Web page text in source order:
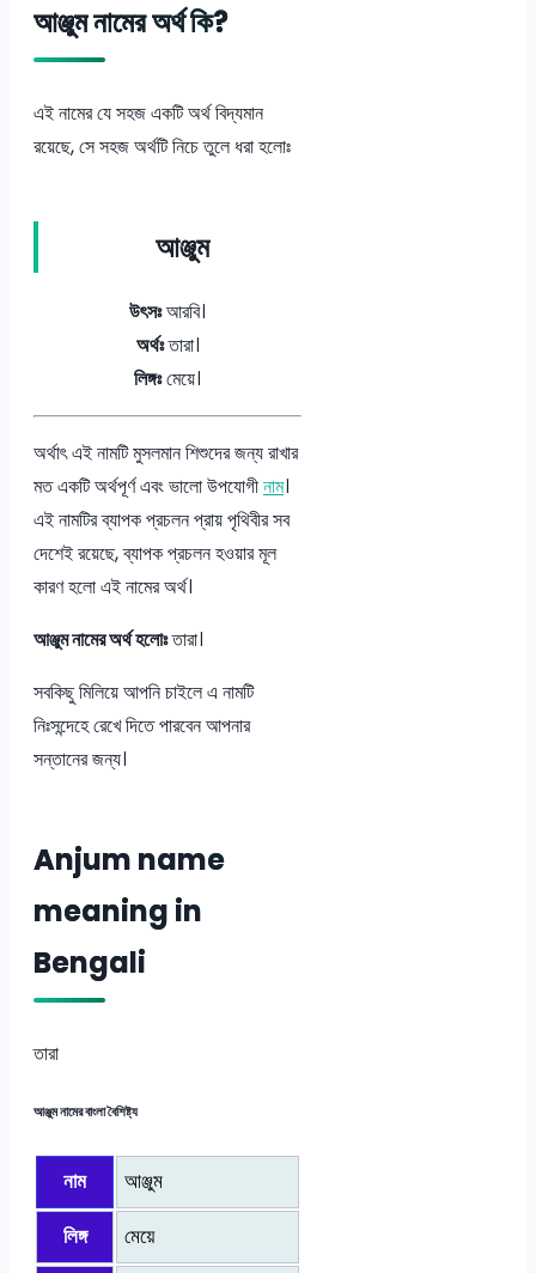
আঞ্জুম নামের অর্থ কি?
এই নামের যে সহজ একটি অর্থ বিদ্যমান
রয়েছে, সে সহজ অর্থটি নিচে তুলে ধরা হলোঃ
আঞ্জুম
উৎসঃআরবি।
অর্থঃতারা।
লিঙ্গঃমেয়ে।
অর্থাৎ এই নামটি মুসলমান শিশুদের জন্য রাখার
মত একটি অর্থপূর্ণ এবং ভালো উপযোগীনাম।
এই নামটির ব্যাপক প্রচলন প্রায় পৃথিবীর সব
দেশেই রয়েছে, ব্যাপক প্রচলন হওয়ার মূল
কারণ হলো এই নামের অর্থ।
আঞ্জুম নামের অর্থ হলোঃতারা।
সবকিছু মিলিয়ে আপনি চাইলে এ নামটি
নিঃসন্দেহে রেখে দিতে পারবেন আপনার
সন্তানের জন্য।
Anjum name
meaning in
Bengali
তারা
আঞ্জুম নামের বাংলা বৈশিষ্ট্য
নাম আঞ্জুম
লিঙ্গ মেয়ে